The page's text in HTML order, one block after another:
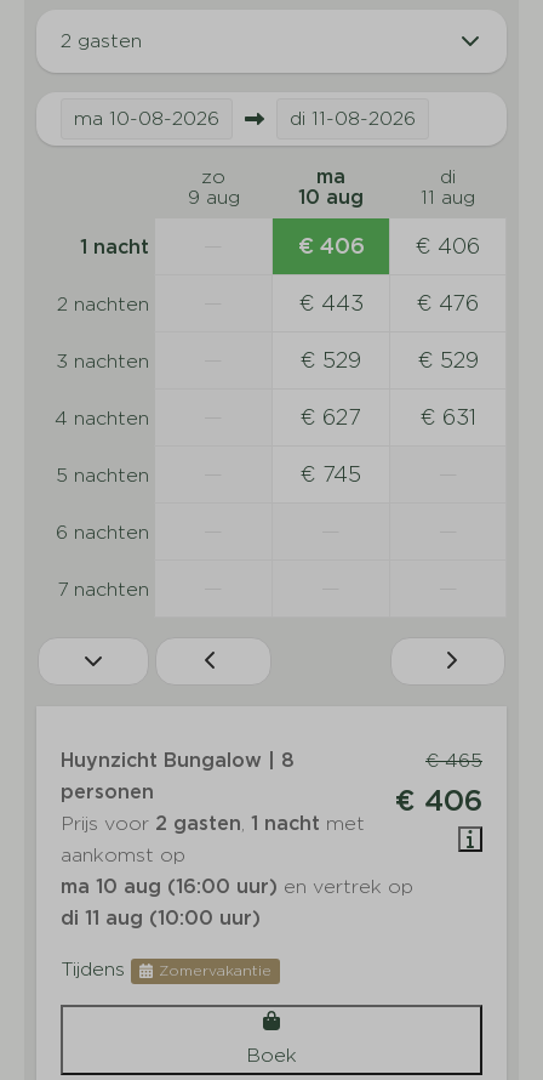
2 gasten
ma 10-08-2026 di 11-08-2026
zo
9 aug
ma
10 aug
di
11 aug
1 nacht € 406 € 406
2 nachten € 443 € 476
3 nachten € 529 € 529
4 nachten € 627 € 631
5 nachten € 745
6 nachten
7 nachten
€ 465
€ 406
Huynzicht Bungalow | 8
personen
Prijs voor 2 gasten, 1 nacht met
aankomst op
ma 10 aug (16:00 uur) en vertrek op
di 11 aug (10:00 uur)
Tijdens Zomervakantie
Boek